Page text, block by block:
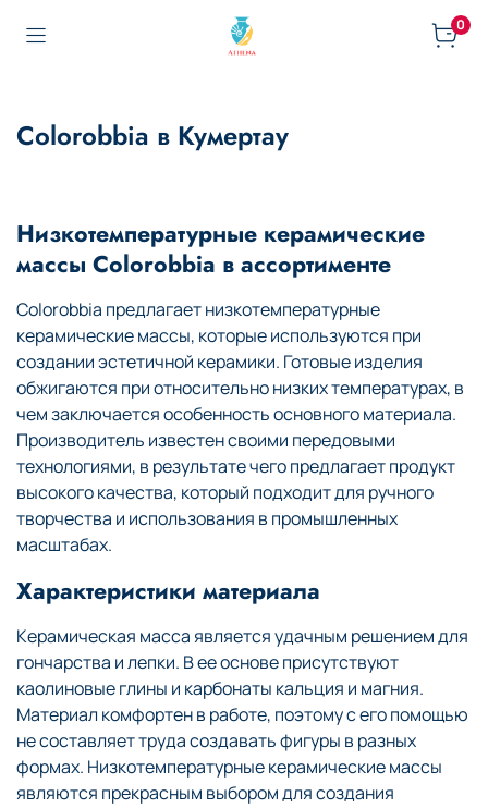
0
Colorobbia в Кумертау
Низкотемпературные керамические
массы Colorobbia в ассортименте
Colorobbia предлагает низкотемпературные
керамические массы, которые используются при
создании эстетичной керамики. Готовые изделия
обжигаются при относительно низких температурах, в
чем заключается особенность основного материала.
Производитель известен своими передовыми
технологиями, в результате чего предлагает продукт
высокого качества, который подходит для ручного
творчества и использования в промышленных
масштабах.
Характеристики материала
Керамическая масса является удачным решением для
гончарства и лепки. В ее основе присутствуют
каолиновые глины и карбонаты кальция и магния.
Материал комфортен в работе, поэтому с его помощью
не составляет труда создавать фигуры в разных
формах. Низкотемпературные керамические массы
являются прекрасным выбором для создания